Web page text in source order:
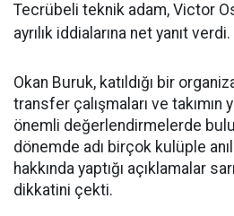
Tecrübeli teknik adam, Victor
ayrılık iddialarına net yanıt verdi.
Okan Buruk, katıldığı bir
transfer çalışmaları ve takımın
önemli değerlendirmelerde
dönemde adı birçok kulüple
hakkında yaptığı açıklamalar
dikkatini çekti.